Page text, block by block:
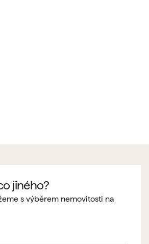
jiného?
s výběrem nemovitosti na